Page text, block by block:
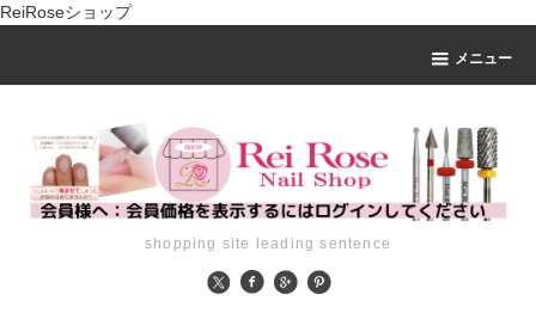
ReiRoseショップ
メニュー
shopping site leading sentence